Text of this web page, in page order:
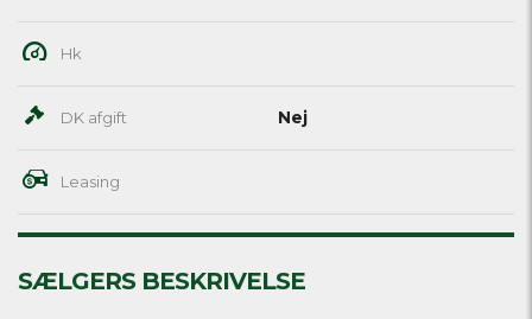
Hk
DK afgift Nej
Leasing
SÆLGERS BESKRIVELSE